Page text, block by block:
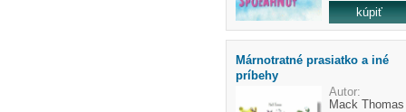
Márnotratné prasiatko a iné
príbehy
Autor:
Mack Thomas